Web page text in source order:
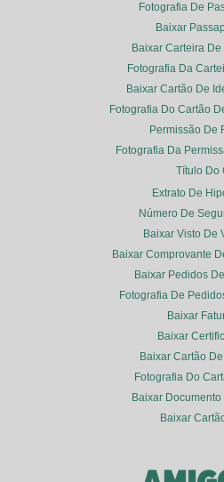
Fotografia De
Baixar
Baixar Carteira
Fotografia Da
Baixar Cartão De
Fotografia Do Cartão
Permissão De
Fotografia Da
Título Do
Extrato De
Número De
Baixar Visto De
Baixar Comprovante
Baixar Pedidos
Fotografia De
Baixar
Baixar
Baixar Cartão
Fotografia Do
Baixar
Baixar